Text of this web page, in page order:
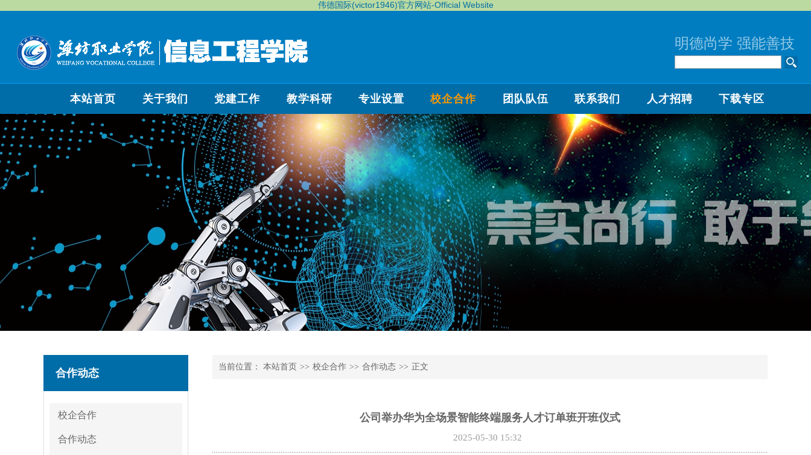
伟德国际(victor1946)官方网站-Official Website
明德尚学 强能善技
本站首页 关于我们 党建工作 教学科研 专业设置 校企合作 团队队伍 联系我们 人才招聘 下载专区
合作动态
校企合作
合作动态
当前位置： 本站首页 >> 校企合作 >> 合作动态 >> 正文
公司举办华为全场景智能终端服务人才订单班开班仪式
2025-05-30 15:32